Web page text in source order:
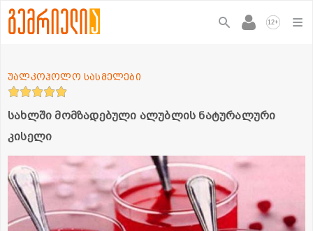
12+
სახლში მომზადებული ალუბლის ნატურალური
კისელი
უალკოჰოლო სასმელები